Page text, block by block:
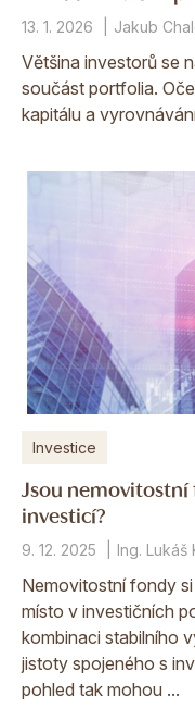
13. 1. 2026 Jakub
Většina investorů se
součást portfolia.
kapitálu a
Investice
Jsou
investicí?
9. 12. 2025 Ing. Lukáš
Nemovitostní fondy
místo v investičních
kombinaci stabilního
jistoty spojeného s
pohled tak mohou ...